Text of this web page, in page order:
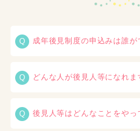
成年後見制度の申込みは誰が
どんな人が後見人等になれま
後見人等はどんなことをやっ